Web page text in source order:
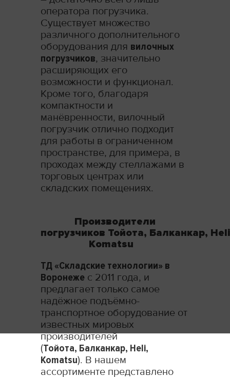
оператора погрузчика.
Существует множество
различного дополнительного
оборудования для вилочных
погрузчиков, значительно
расширяющих его
возможности и функционал.
Кроме того, благодаря
компактности и
манёвренности, вилочный
погрузчик отлично подходит
для работы в ограниченном
пространстве, для примера, в
проходах между стеллажами в
торговых центрах или
складских помещениях.
Производители
погрузчиков Тойота, Балканкар,
Komatsu
ТД «Складские технологии» в
Воронеже с 2011 года, и
предлагает только самое
надёжное подъёмно-
транспортное оборудование от
известных мировых
производителей
(Тойота, Балканкар, Heli,
Komatsu). В нашем
ассортименте представлено